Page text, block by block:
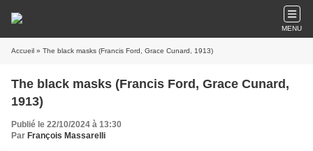
MENU
Accueil » The black masks (Francis Ford, Grace Cunard, 1913)
The black masks (Francis Ford, Grace Cunard,
1913)
Publié le 22/10/2024 à 13:30
Par François Massarelli